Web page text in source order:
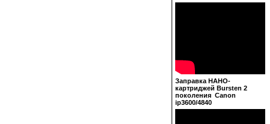
Заправка НАНО-
картриджей Bursten 2
поколения Canon
ip3600/4840